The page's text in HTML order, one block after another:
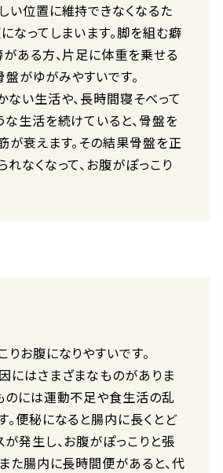
い位置に維持できなくなるた
なってしまいます。脚を組む癖
がある方、片足に体重を乗せる
がゆがみやすいです。
ない生活や、長時間寝そべって
な生活を続けていると、骨盤を
が衰えます。その結果骨盤を正
なくなって、お腹がぽっこり
お腹になりやすいです。
にはさまざまなものがありま
のには運動不足や食生活の乱
。便秘になると腸内に長くとど
が発生し、お腹がぽっこりと張
た腸内に長時間便があると、代